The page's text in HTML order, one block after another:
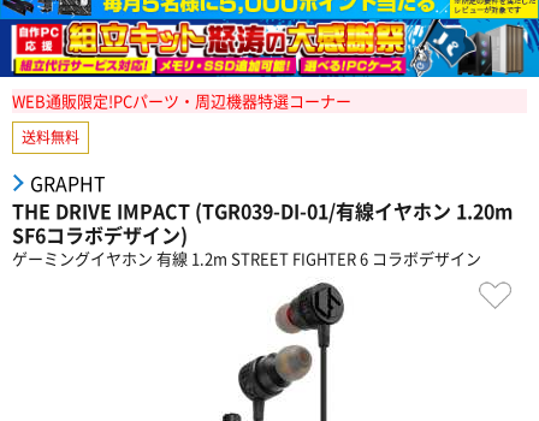
WEB通販限定!PCパーツ・周辺機器特選コーナー
送料無料
GRAPHT
THE DRIVE IMPACT (TGR039-DI-01/有線イヤホン 1.20m
SF6コラボデザイン)
ゲーミングイヤホン 有線 1.2m STREET FIGHTER 6 コラボデザイン